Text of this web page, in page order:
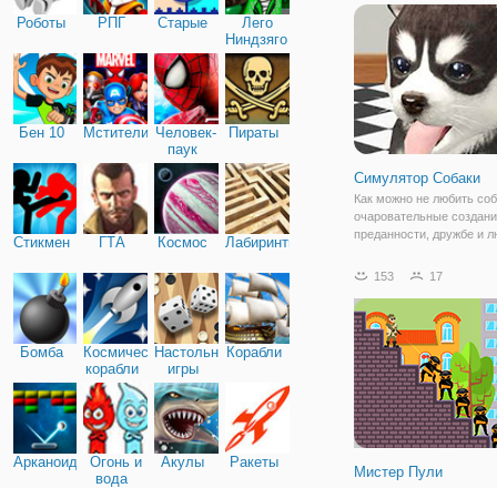
Роботы РПГ Старые
Лего
Ниндзяго
Бен 10 Мстители Человек-
паук
Пираты
Стикмен ГТА Космос Лабиринты
Бомба
Космические
корабли
Настольные
игры
Корабли
Арканоид
Огонь и
вода
Акулы Ракеты
назвали игру
футболом, потому что
объединяет в себе
Симулятор Собаки
Как можно не любить
очаровательные
преданности, дружбе и
люди. И сегодня, в
возможность примерить
роль
153 17
Мистер Пули